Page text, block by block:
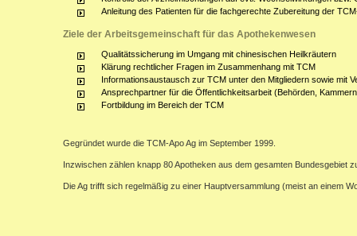
Anleitung des Patienten für die fachgerechte Zubereitung der
Ziele der Arbeitsgemeinschaft für das Apothekenwesen
Qualitätssicherung im Umgang mit chinesischen Heilkräutern
Klärung rechtlicher Fragen im Zusammenhang mit TCM
Informationsaustausch zur TCM unter den Mitgliedern sowie mit
Ansprechpartner für die Öffentlichkeitsarbeit (Behörden,
Fortbildung im Bereich der TCM
Gegründet wurde die TCM-Apo Ag im September 1999.
Inzwischen zählen knapp 80 Apotheken aus dem gesamten Bundesgebiet
Die Ag trifft sich regelmäßig zu einer Hauptversammlung (meist an einem